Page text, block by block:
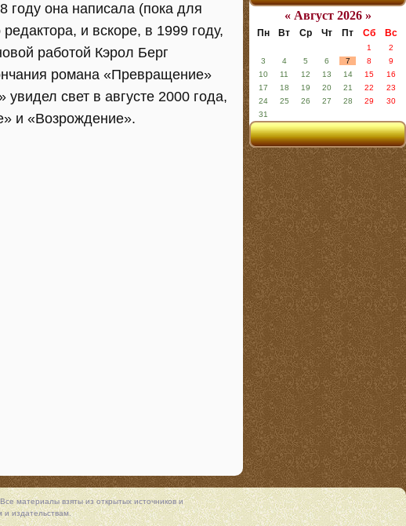
году она написала (пока для
и вскоре, в 1999 году,
работой Кэрол Берг
романа «Превращение»
свет в августе 2000 года,
и «Возрождение».
« Август 2026 »
Пн Вт Ср Чт Пт Сб Вс
1
2
3
4 5 6 7 8
9
10
11 12 13 14 15
16
17
18 19 20 21 22
23
24
25 26 27 28 29
30
31
материалы взяты из открытых источников и
и издательствам.